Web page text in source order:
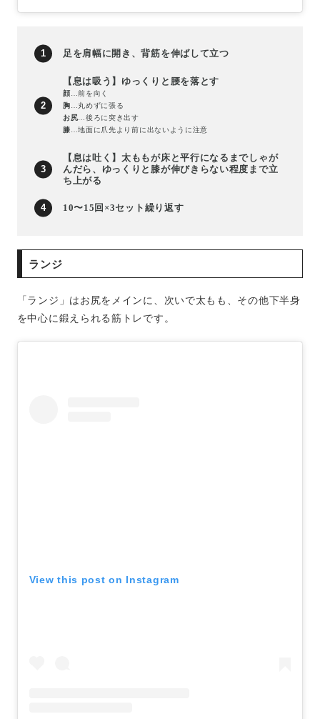
足を肩幅に開き、背筋を伸ばして立つ
【息は吸う】ゆっくりと腰を落とす
顔 …前を向く
胸 …丸めずに張る
お尻 …後ろに突き出す
膝 …地面に爪先より前に出ないように注意
【息は吐く】太ももが床と平行になるまでしゃが
んだら、ゆっくりと膝が伸びきらない程度まで立
ち上がる
10〜15回×3セット繰り返す
ランジ
「ランジ」はお尻をメインに、次いで太もも、その他下半身
を中心に鍛えられる筋トレです。
View this post on Instagram